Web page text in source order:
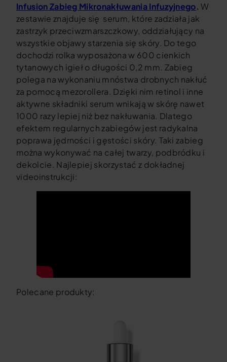
Infusion Zabieg Mikronakłuwania Infuzyjnego. W
zestawie znajduje się serum, które zadziała jak
zastrzyk przeciwzmarszczkowy, oddziałujący na
wszystkie objawy starzenia się skóry. Do tego
dochodzi rolka wyposażona w 600 cienkich
tytanowych igieł o długości 0,2 mm. Zabieg
polega na wykonaniu mnóstwa drobnych nakłuć
za pomocą mezorollera. Dzięki nim retinol i inne
aktywne składniki serum wnikają w skórę nawet
1000 razy lepiej niż bez nakłuwania. Dlatego
efektem regularnych zabiegów jest radykalna
poprawa jędrności i gęstości skóry. Taki zabieg
można wykonywać na całej twarzy, podbródku i
dekolcie. Najlepiej skorzystać z dokładnej
videoinstrukcji:
Polecane produkty: